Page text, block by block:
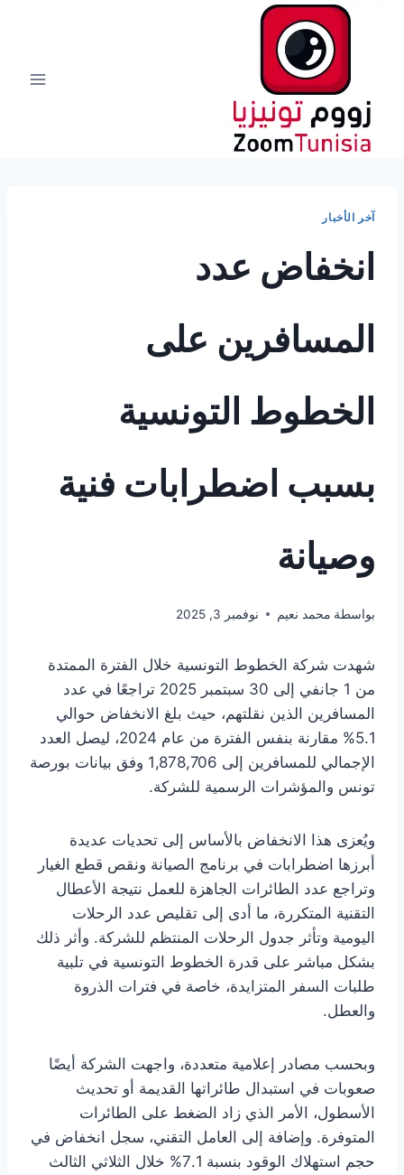
آخر الأخبار
انخفاض عدد
المسافرين على
الخطوط التونسية
بسبب اضطرابات فنية
وصيانة
بواسطة محمد نعيم نوفمبر 3, 2025
شهدت شركة الخطوط التونسية خلال الفترة الممتدة
من 1 جانفي إلى 30 سبتمبر 2025 تراجعًا في عدد
المسافرين الذين نقلتهم، حيث بلغ الانخفاض حوالي
5.1% مقارنة بنفس الفترة من عام 2024، ليصل العدد
الإجمالي للمسافرين إلى 1,878,706 وفق بيانات بورصة
تونس والمؤشرات الرسمية للشركة.
ويُعزى هذا الانخفاض بالأساس إلى تحديات عديدة
أبرزها اضطرابات في برنامج الصيانة ونقص قطع الغيار
وتراجع عدد الطائرات الجاهزة للعمل نتيجة الأعطال
التقنية المتكررة، ما أدى إلى تقليص عدد الرحلات
اليومية وتأثر جدول الرحلات المنتظم للشركة. وأثر ذلك
بشكل مباشر على قدرة الخطوط التونسية في تلبية
طلبات السفر المتزايدة، خاصة في فترات الذروة
والعطل.
وبحسب مصادر إعلامية متعددة، واجهت الشركة أيضًا
صعوبات في استبدال طائراتها القديمة أو تحديث
الأسطول، الأمر الذي زاد الضغط على الطائرات
المتوفرة. وإضافة إلى العامل التقني، سجل انخفاض في
حجم استهلاك الوقود بنسبة 7.1% خلال الثلاثي الثالث